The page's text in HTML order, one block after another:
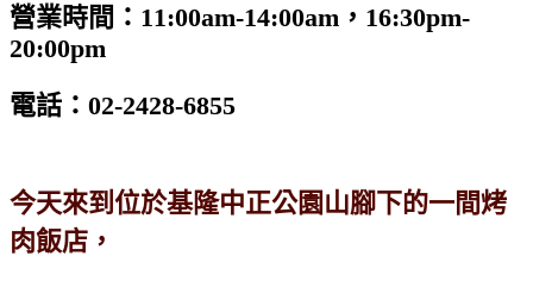
營業時間：11:00am-14:00am，16:30pm-
20:00pm
電話：02-2428-6855
今天來到位於基隆中正公園山腳下的一間烤
肉飯店，